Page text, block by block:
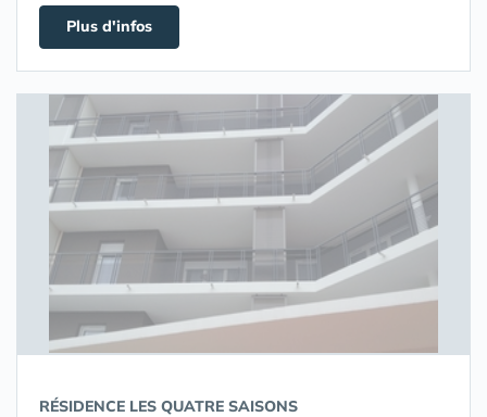
Plus d'infos
RÉSIDENCE LES QUATRE SAISONS